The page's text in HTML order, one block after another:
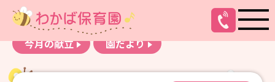
お知らせ
わかばアルバム
今月の献立
園だより